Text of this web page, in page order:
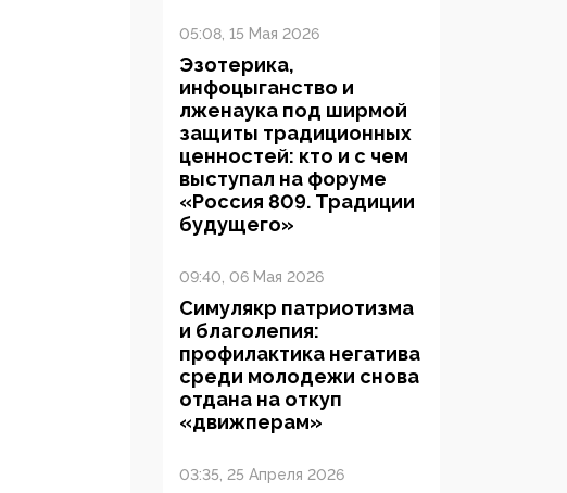
05:08, 15 Мая 2026
Эзотерика,
инфоцыганство и
лженаука под ширмой
защиты традиционных
ценностей: кто и с чем
выступал на форуме
«Россия 809. Традиции
будущего»
09:40, 06 Мая 2026
Симулякр патриотизма
и благолепия:
профилактика негатива
среди молодежи снова
отдана на откуп
«движперам»
03:35, 25 Апреля 2026